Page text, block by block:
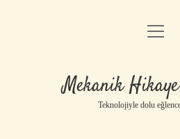
Anasayfa
Yasal
Mekanik
Teknolojiyle dolu